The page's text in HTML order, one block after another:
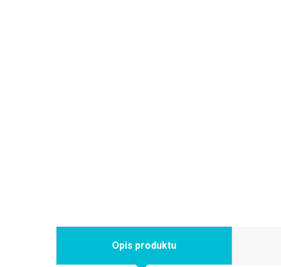
Opis produktu